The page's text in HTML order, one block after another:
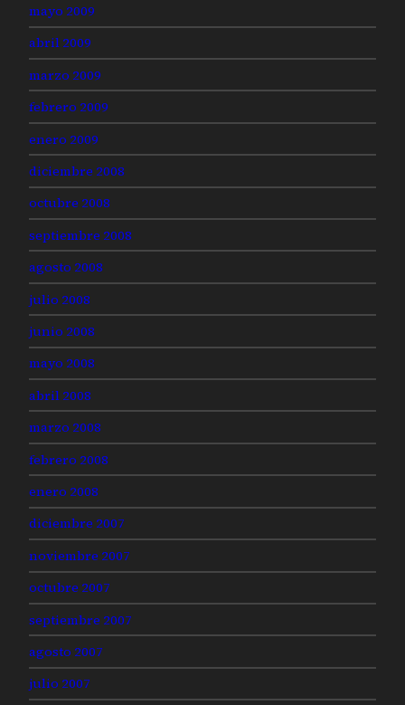
mayo 2009
abril 2009
marzo 2009
febrero 2009
enero 2009
diciembre 2008
octubre 2008
septiembre 2008
agosto 2008
julio 2008
junio 2008
mayo 2008
abril 2008
marzo 2008
febrero 2008
enero 2008
diciembre 2007
noviembre 2007
octubre 2007
septiembre 2007
agosto 2007
julio 2007